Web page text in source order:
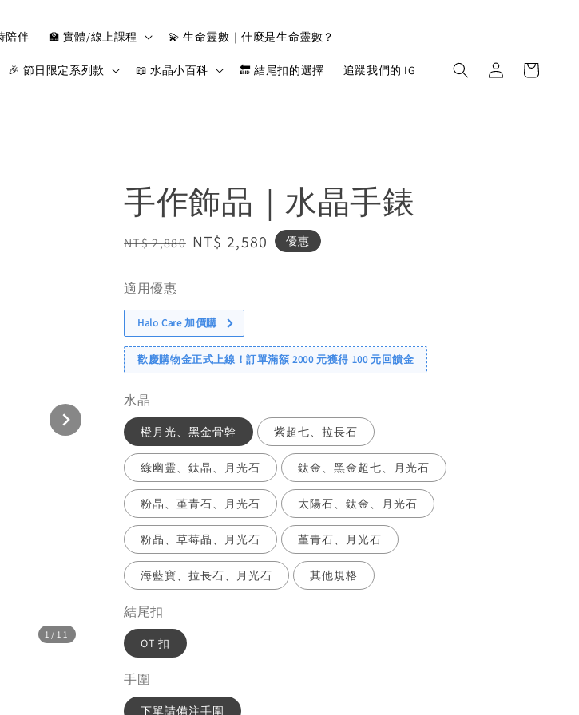
陪伴 🏫 實體/線上課程 💫 生命靈數｜什麼是生命靈數？
🎉 節日限定系列款 📖 水晶小百科 🔚 結尾扣的選擇 追蹤我們的 IG
1 /11
手作飾品｜水晶手錶
Regular
NT$ 2,880 Sale
NT$ 2,580 優惠
適用優惠
Halo Care 加價購
歡慶購物金正式上線！訂單滿額 2000 元獲得 100 元回饋金
水晶
橙月光、黑金骨幹 紫超七、拉長石
綠幽靈、鈦晶、月光石 鈦金、黑金超七、月光石
粉晶、堇青石、月光石 太陽石、鈦金、月光石
粉晶、草莓晶、月光石 堇青石、月光石
海藍寶、拉長石、月光石 其他規格
結尾扣
OT 扣
手圍
下單請備注手圍